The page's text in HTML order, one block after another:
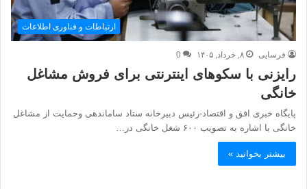
ارتباطات و فناوری اطلاعات
فرسایی ۸, خرداد, ۱۴۰۵ 0
رایزنی با سکوهای اینترنتی برای فروش مشاغل
خانگی
پایگاه خبری افق و اقتصاد-رئیس دبیرخانه ستاد ساماندهی وحمایت از مشاغل
خانگی با اشاره به تصویب ۶۰۰ شغل خانگی در…
بیشتر بخوانید »